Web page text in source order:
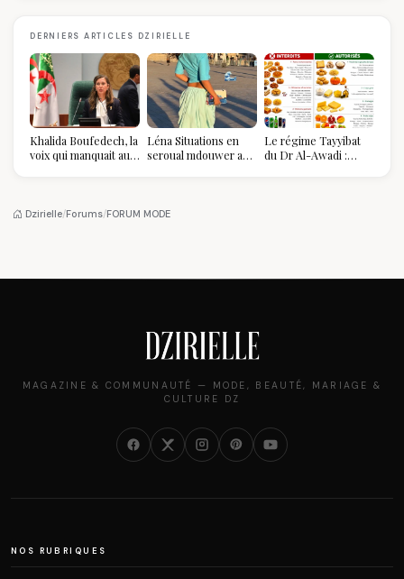
DERNIERS ARTICLES DZIRIELLE
Khalida Boufedech, la
voix qui manquait au
Léna Situations en
seroual mdouwer au
pièce mode de l'été
Le régime Tayyibat
du Dr Al-Awadi :
Dzirielle/Forums/FORUM MODE
MAGAZINE & COMMUNAUTÉ — MODE, BEAUTÉ, MARIAGE &
CULTURE DZ
NOS RUBRIQUES